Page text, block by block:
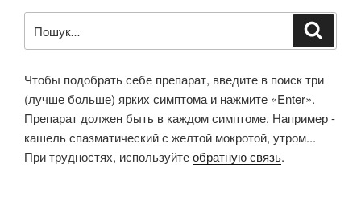
за
Чтобы подобрать себе препарат, введите в поиск три
(лучше больше) ярких симптома и нажмите «Enter».
Препарат должен быть в каждом симптоме. Например -
кашель спазматический с желтой мокротой, утром...
При трудностях, используйтеобратную связь.